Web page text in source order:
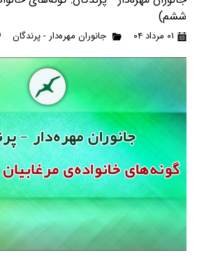
ششم)
۰۱ مرداد ۰۴ جانوران مهره‌دار - پرندگان